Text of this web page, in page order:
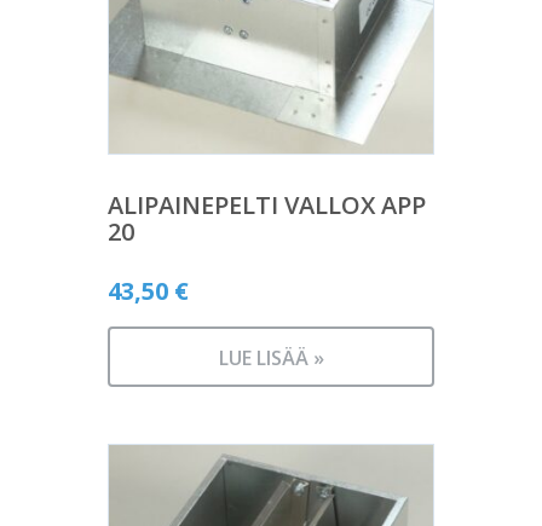
ALIPAINEPELTI VALLOX APP
20
43,50 €
LUE LISÄÄ »